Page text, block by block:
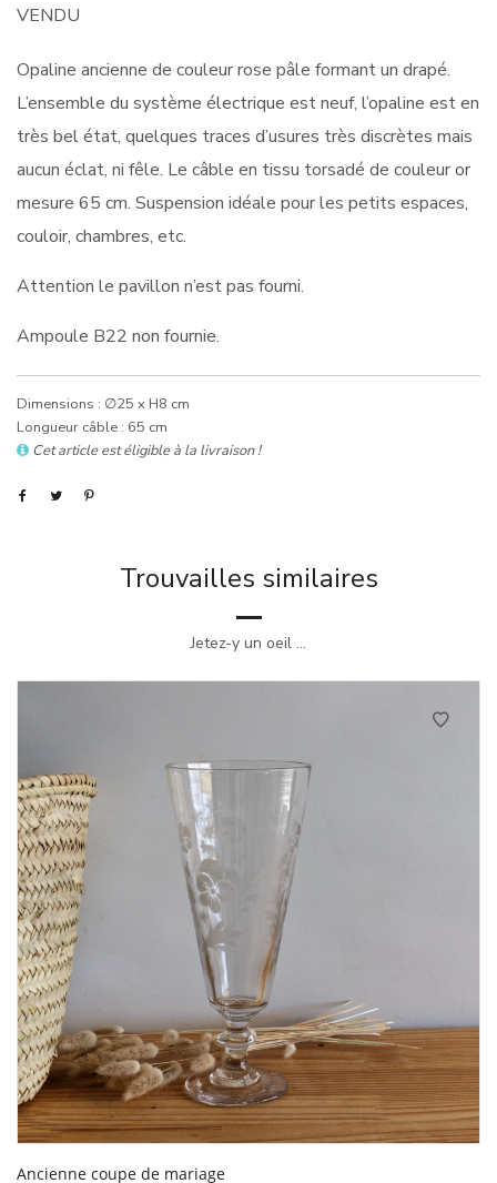
VENDU
Opaline ancienne de couleur rose pâle formant un drapé.
L’ensemble du système électrique est neuf, l’opaline est en
très bel état, quelques traces d’usures très discrètes mais
aucun éclat, ni fêle. Le câble en tissu torsadé de couleur or
mesure 65 cm. Suspension idéale pour les petits espaces,
couloir, chambres, etc.
Attention le pavillon n’est pas fourni.
Ampoule B22 non fournie.
Dimensions : ∅25 x H8 cm
Longueur câble : 65 cm
Cet article est éligible à la livraison !
Trouvailles similaires
Jetez-y un oeil ...
Ancienne coupe de mariage